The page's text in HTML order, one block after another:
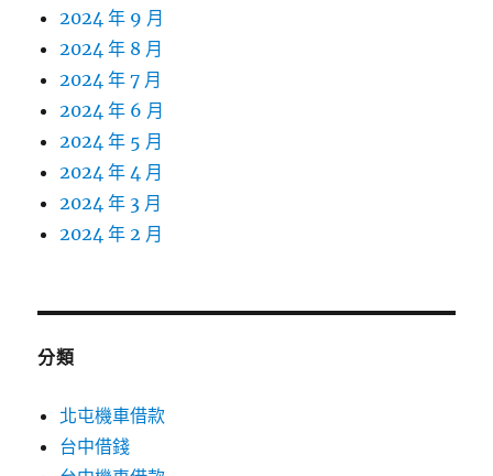
2024 年 9 月
2024 年 8 月
2024 年 7 月
2024 年 6 月
2024 年 5 月
2024 年 4 月
2024 年 3 月
2024 年 2 月
分類
北屯機車借款
台中借錢